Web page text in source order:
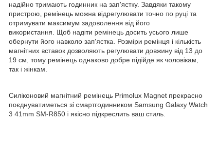
надійно тримають годинник на зап'ястку. Завдяки такому
пристрою, ремінець можна відрегулювати точно по руці та
отримувати максимум задоволення від його
використання. Щоб надіти ремінець досить усього лише
обернути його навколо зап'ястка. Розміри ремінця і кількість
магнітних вставок дозволяють регулювати довжину від 13 до
19 см, тому ремінець однаково добре підійде як чоловікам,
так і жінкам.
Силіконовий магнітний ремінець Primolux Magnet прекрасно
поєднуватиметься зі смартгодинником Samsung Galaxy Watch
3 41mm SM-R850 і якісно підкреслить ваш стиль.